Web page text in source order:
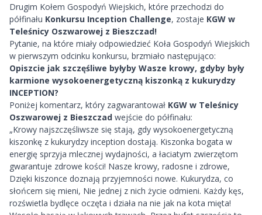
Drugim Kołem Gospodyń Wiejskich, które przechodzi do
półfinału Konkursu Inception Challenge, zostaje KGW w
Teleśnicy Oszwarowej z Bieszczad!
Pytanie, na które miały odpowiedzieć Koła Gospodyń Wiejskich
w pierwszym odcinku konkursu, brzmiało następująco:
Opiszcie jak szczęśliwe byłyby Wasze krowy, gdyby były
karmione wysokoenergetyczną kiszonką z kukurydzy
INCEPTION?
Poniżej komentarz, który zagwarantował KGW w Teleśnicy
Oszwarowej z Bieszczad wejście do półfinału:
„Krowy najszczęśliwsze się stają, gdy wysokoenergetyczną
kiszonkę z kukurydzy inception dostają. Kiszonka bogata w
energię sprzyja mlecznej wydajności, a łaciatym zwierzętom
gwarantuje zdrowe kości! Nasze krowy, radosne i zdrowe,
Dzięki kiszonce doznają przyjemności nowe. Kukurydza, co
słońcem się mieni, Nie jednej z nich życie odmieni. Każdy kęs,
rozświetla bydlęce oczęta i działa na nie jak na kota mięta!